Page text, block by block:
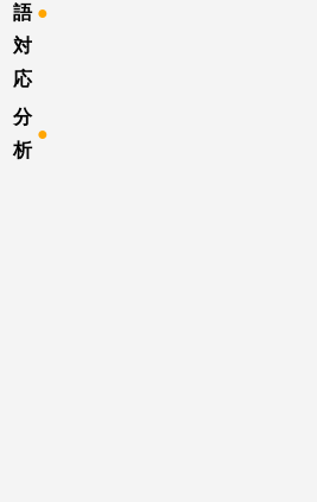
語
対
応
●
分
析
●